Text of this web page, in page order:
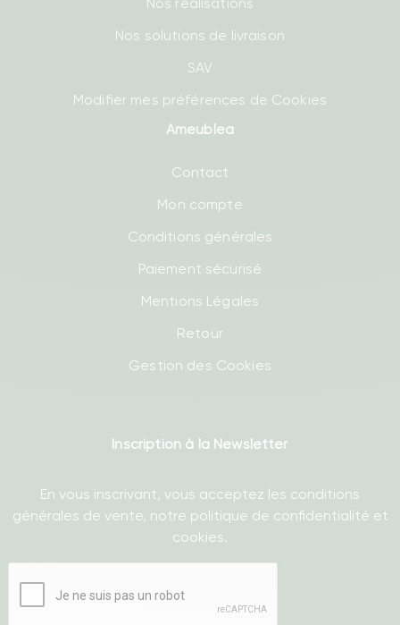
Nos réalisations
Nos solutions de livraison
SAV
Modifier mes préférences de Cookies
Ameublea
Contact
Mon compte
Conditions générales
Paiement sécurisé
Mentions Légales
Retour
Gestion des Cookies
Inscription à la Newsletter
En vous inscrivant, vous acceptez les conditions
générales de vente, notre politique de confidentialité et
cookies.